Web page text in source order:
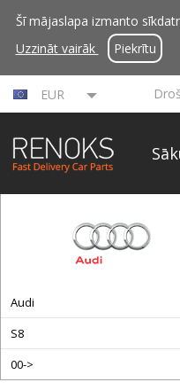
Šī mājaslapa izmanto
Uzzināt vairāk
Piekrītu
EUR
Audi
S8
00->